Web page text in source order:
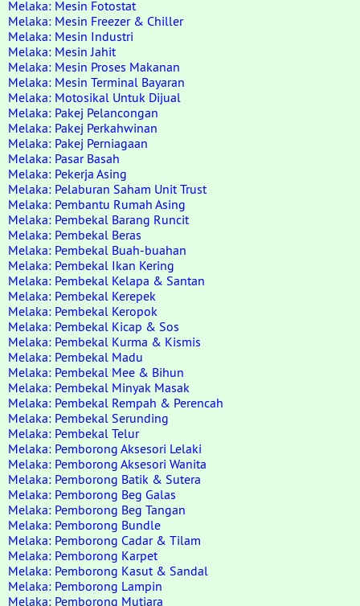
Melaka: Mesin Fotostat
Melaka: Mesin Freezer & Chiller
Melaka: Mesin Industri
Melaka: Mesin Jahit
Melaka: Mesin Proses Makanan
Melaka: Mesin Terminal Bayaran
Melaka: Motosikal Untuk Dijual
Melaka: Pakej Pelancongan
Melaka: Pakej Perkahwinan
Melaka: Pakej Perniagaan
Melaka: Pasar Basah
Melaka: Pekerja Asing
Melaka: Pelaburan Saham Unit Trust
Melaka: Pembantu Rumah Asing
Melaka: Pembekal Barang Runcit
Melaka: Pembekal Beras
Melaka: Pembekal Buah-buahan
Melaka: Pembekal Ikan Kering
Melaka: Pembekal Kelapa & Santan
Melaka: Pembekal Kerepek
Melaka: Pembekal Keropok
Melaka: Pembekal Kicap & Sos
Melaka: Pembekal Kurma & Kismis
Melaka: Pembekal Madu
Melaka: Pembekal Mee & Bihun
Melaka: Pembekal Minyak Masak
Melaka: Pembekal Rempah & Perencah
Melaka: Pembekal Serunding
Melaka: Pembekal Telur
Melaka: Pemborong Aksesori Lelaki
Melaka: Pemborong Aksesori Wanita
Melaka: Pemborong Batik & Sutera
Melaka: Pemborong Beg Galas
Melaka: Pemborong Beg Tangan
Melaka: Pemborong Bundle
Melaka: Pemborong Cadar & Tilam
Melaka: Pemborong Karpet
Melaka: Pemborong Kasut & Sandal
Melaka: Pemborong Lampin
Melaka: Pemborong Mutiara